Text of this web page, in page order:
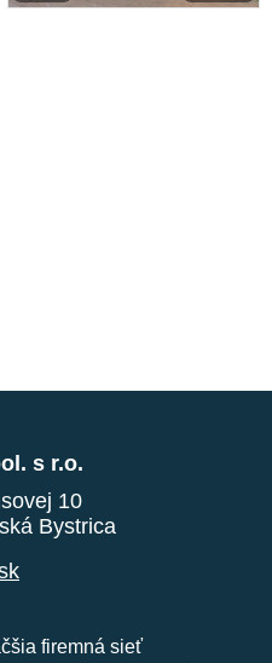
s r.o.
10
Bystrica
firemná sieť